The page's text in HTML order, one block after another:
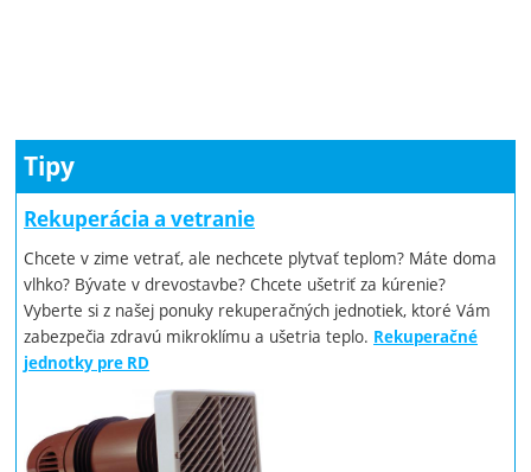
Tipy
Rekuperácia a vetranie
Chcete v zime vetrať, ale nechcete plytvať teplom? Máte doma
vlhko? Bývate v drevostavbe? Chcete ušetriť za kúrenie?
Vyberte si z našej ponuky rekuperačných jednotiek, ktoré Vám
zabezpečia zdravú mikroklímu a ušetria teplo. Rekuperačné
jednotky pre RD